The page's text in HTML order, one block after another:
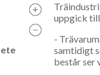
uppgick
-
samtidigt
består ser